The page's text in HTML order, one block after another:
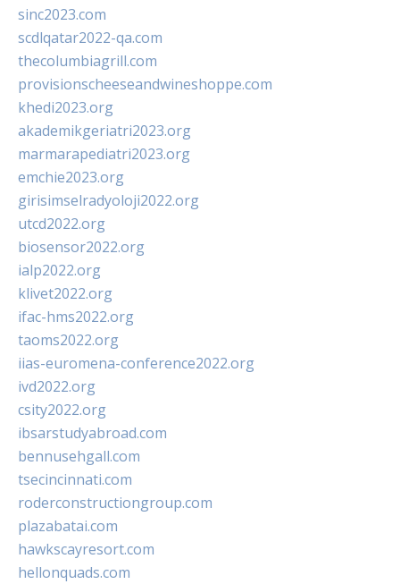
sinc2023.com
scdlqatar2022-qa.com
thecolumbiagrill.com
provisionscheeseandwineshoppe.com
khedi2023.org
akademikgeriatri2023.org
marmarapediatri2023.org
emchie2023.org
girisimselradyoloji2022.org
utcd2022.org
biosensor2022.org
ialp2022.org
klivet2022.org
ifac-hms2022.org
taoms2022.org
iias-euromena-conference2022.org
ivd2022.org
csity2022.org
ibsarstudyabroad.com
bennusehgall.com
tsecincinnati.com
roderconstructiongroup.com
plazabatai.com
hawkscayresort.com
hellonquads.com